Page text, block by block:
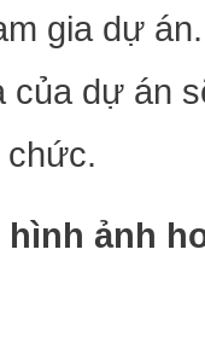
gia dự án.
của dự án
chức.
hình ảnh